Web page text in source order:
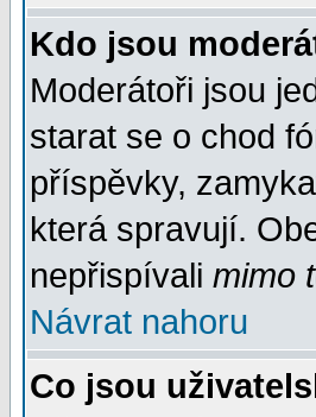
Kdo jsou
Moderátoři jsou
starat se o chod
příspěvky,
která spravují.
nepřispívali mimo
Návrat nahoru
Co jsou